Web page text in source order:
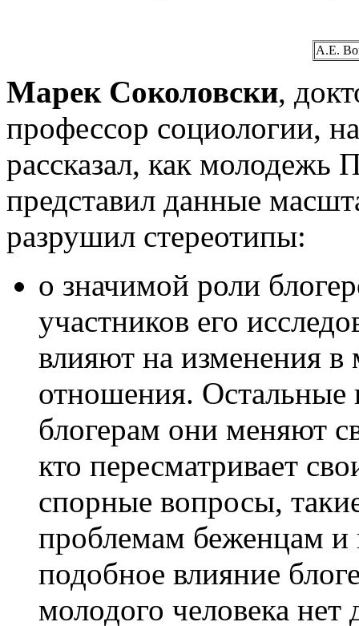
А.Е.
Марек Соколовски,
профессор социологии,
рассказал, как молодежь
представил данные
разрушил стереотипы:
о значимой роли
участников его
влияют на изменения в
отношения. Остальные
блогерам они меняют
кто пересматривает
спорные вопросы,
проблемам беженцам и
подобное влияние
молодого человека